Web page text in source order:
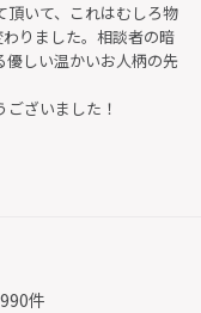
頂いて、これはむしろ物
りました。相談者の暗
優しい温かいお人柄の先
ざいました！
990件